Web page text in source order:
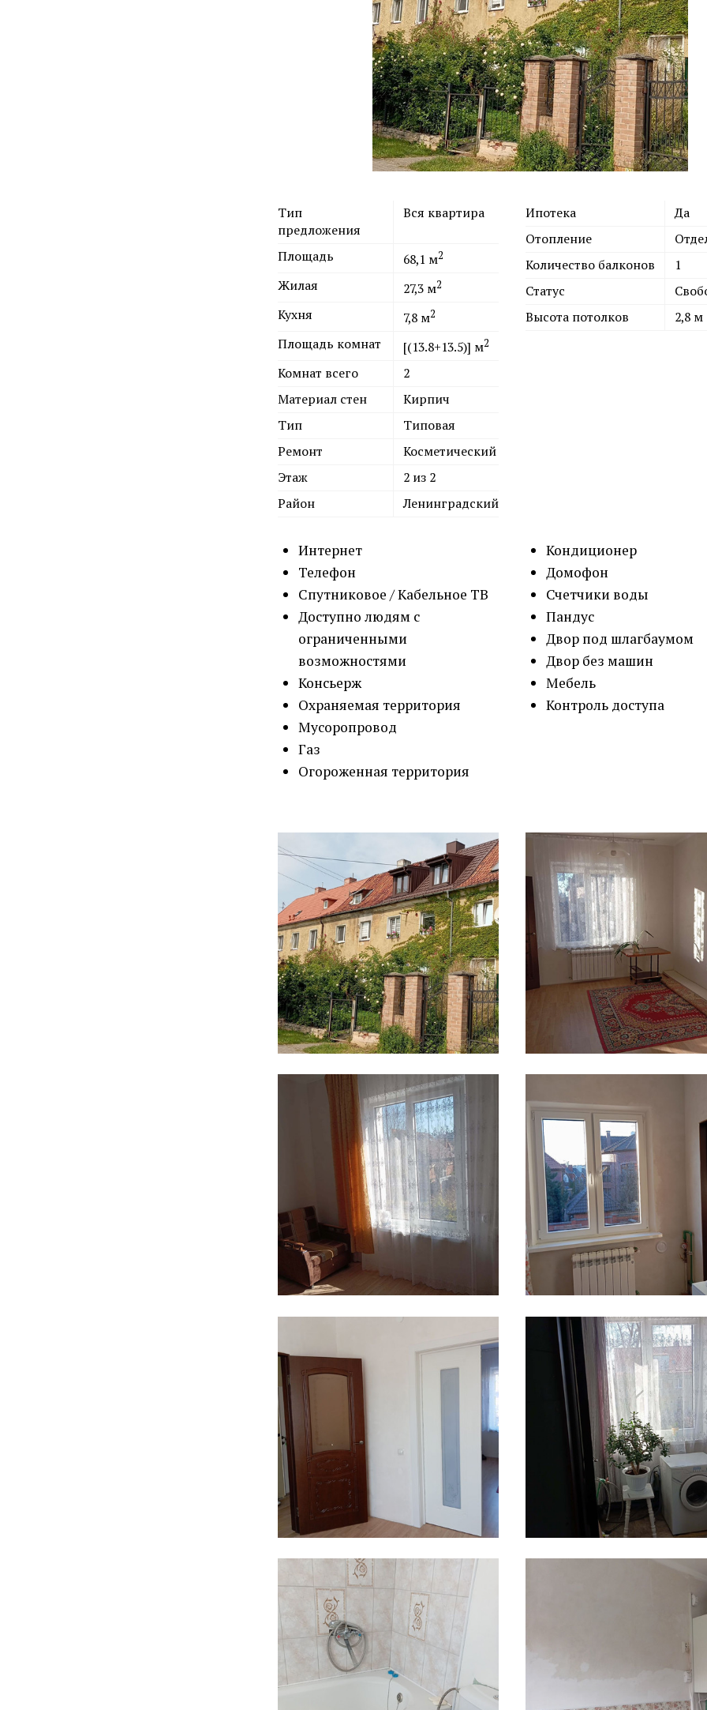
Тип
предложения
Вся квартира
Площадь 68,1 м2
Жилая 27,3 м2
Кухня 7,8 м2
Площадь комнат [(13.8+13.5)] м2
Комнат всего
2
Материал стен
Кирпич
Тип
Типовая
Ремонт
Косметический
Этаж
2 из 2
Район
Ленинградский
Ипотека
Да
Отопление
Количество балконов
1
Статус
Высота потолков
2,8 м
Интернет
Телефон
Спутниковое / Кабельное ТВ
Доступно людям с
ограниченными
возможностями
Консьерж
Охраняемая территория
Мусоропровод
Газ
Огороженная территория
Кондиционер
Домофон
Счетчики воды
Пандус
Двор под шлагбаумом
Двор без машин
Мебель
Контроль доступа